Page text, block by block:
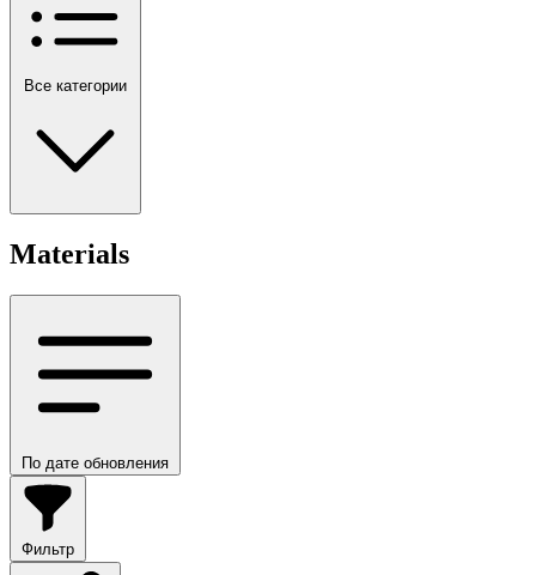
Все категории
Materials
По дате обновления
Фильтр